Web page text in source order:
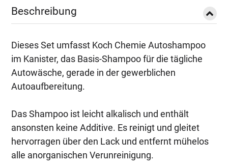
2
Menge
Beschreibung
Dieses Set umfasst Koch Chemie Autoshampoo
im Kanister, das Basis-Shampoo für die tägliche
Autowäsche, gerade in der gewerblichen
Autoaufbereitung.
Das Shampoo ist leicht alkalisch und enthält
ansonsten keine Additive. Es reinigt und gleitet
hervorragen über den Lack und entfernt mühelos
alle anorganischen Verunreinigung.